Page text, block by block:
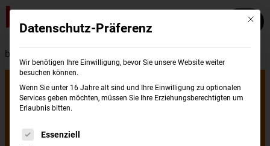
burgerme - Presse
Neu in Dortmund:
Mit
Datenschutz-Präferenz
Wir benötigen Ihre Einwilligung, bevor Sie unsere Website weiter
besuchen können.
Wenn Sie unter 16 Jahre alt sind und Ihre Einwilligung zu optionalen
Services geben möchten, müssen Sie Ihre Erziehungsberechtigten um
Erlaubnis bitten.
Es folgt eine Liste der Service-Gruppen, für
Essenziell